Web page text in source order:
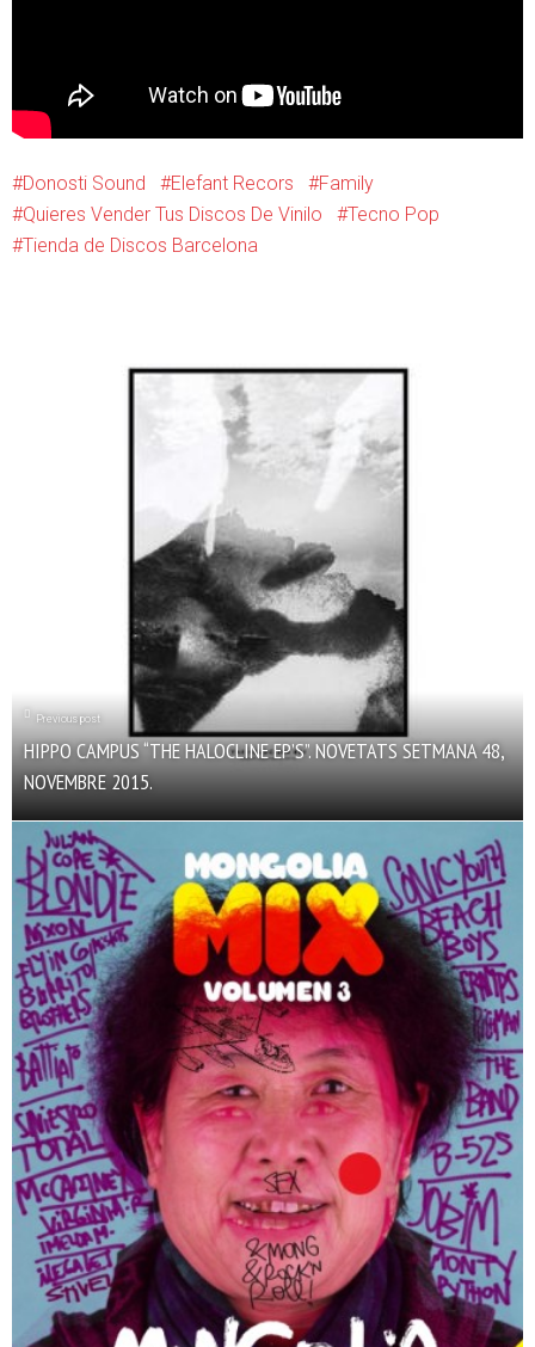
Donosti Sound Elefant Recors
Family
Quieres Vender Tus Discos De Vinilo
Tecno Pop
Tienda de Discos Barcelona
Previous post
HIPPO CAMPUS “THE HALOCLINE EP’S”. NOVETATS SETMANA 48,
NOVEMBRE 2015.